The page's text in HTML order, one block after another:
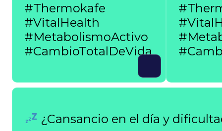
#Thermokafe
#VitalHealth
#MetabolismoActivo
#CambioTotalDeVida
¿Cansancio en el día y